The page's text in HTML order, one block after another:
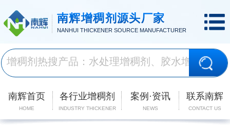
南辉增稠剂源头厂家
NANHUI THICKENER SOURCE MANUFACTURER
南辉首页
HOME
各行业增稠剂
INDUSTRY THICKENER
案例·资讯
NEWS
联系南辉
CONTACT US